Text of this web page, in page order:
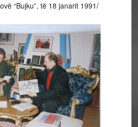
“Bujku”, të 18 janarit 1991/